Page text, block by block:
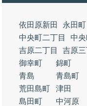
依田原新田 永田町
中央町二丁目
中
吉原二丁目
吉原三
御幸町
錦町
青島
青島町
荒田島町
津田
島田町
中河原